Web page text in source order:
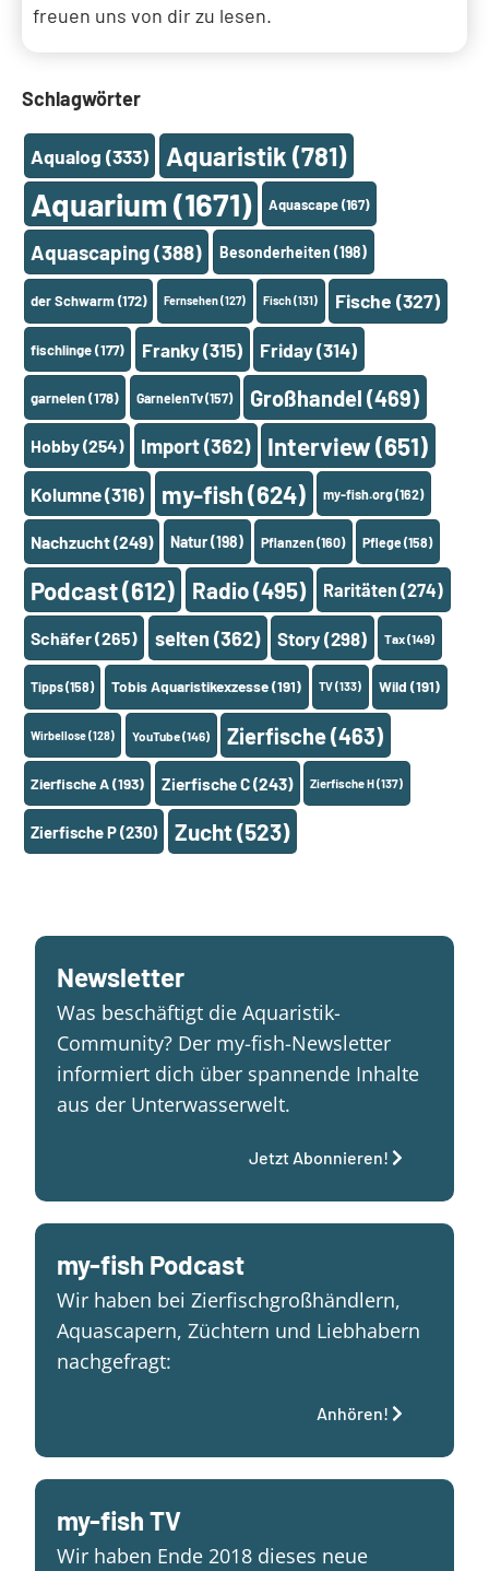
freuen uns von dir zu lesen.
Schlagwörter
Aqualog (333) Aquaristik (781)
Aquarium (1671) Aquascape(167)
Aquascaping(388) Besonderheiten (198)
der Schwarm(172) Fernsehen(127) Fisch(131) Fische (327)
fischlinge(177) Franky(315) Friday(314)
garnelen(178) GarnelenTv(157) Großhandel (469)
Hobby(254) Import(362) Interview(651)
Kolumne(316) my-fish(624) my-fish.org(162)
Nachzucht(249) Natur(198) Pflanzen(160) Pflege(158)
Podcast(612) Radio(495) Raritäten (274)
Schäfer(265) selten (362) Story (298) Tax(149)
Tipps(158) Tobis Aquaristikexzesse(191) TV(133) Wild (191)
Wirbellose(128) YouTube(146) Zierfische(463)
Zierfische A (193) Zierfische C(243) Zierfische H(137)
Zierfische P(230) Zucht(523)
Newsletter
Was beschäftigt die Aquaristik-
Community? Der my-fish-Newsletter
informiert dich über spannende Inhalte
aus der Unterwasserwelt.
Jetzt Abonnieren!
my-fish Podcast
Wir haben bei Zierfischgroßhändlern,
Aquascapern, Züchtern und Liebhabern
nachgefragt:
Anhören!
my-fish TV
Wir haben Ende 2018 dieses neue